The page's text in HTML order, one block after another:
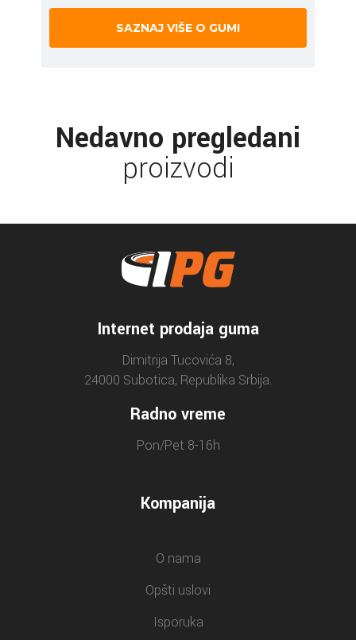
SAZNAJ VIŠE O GUMI
Nedavno pregledani
proizvodi
Internet prodaja guma
Dimitrija Tucovića 8,
24000 Subotica, Republika Srbija.
Radno vreme
Pon/Pet 8-16h
Kompanija
O nama
Opšti uslovi
Isporuka